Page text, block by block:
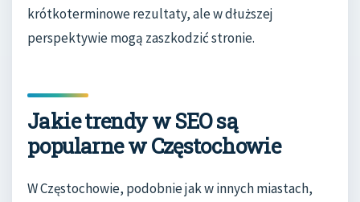
krótkoterminowe rezultaty, ale w dłuższej
perspektywie mogą zaszkodzić stronie.
Jakie trendy w SEO są
popularne w Częstochowie
W Częstochowie, podobnie jak w innych miastach,